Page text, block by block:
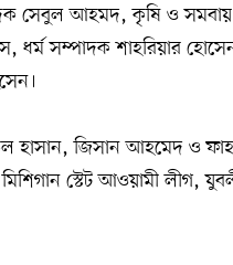
সেবুল আহমদ, কৃষি ও
ধর্ম সম্পাদক শাহরিয়ার
হাসান, জিসান আহমেদ ও
স্টেট আওয়ামী লীগ,